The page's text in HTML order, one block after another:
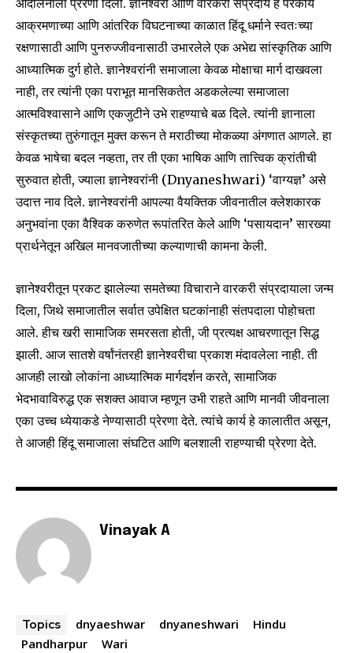
आंदोलनाला प्रेरणा दिली. ज्ञानेश्वरी आणि वारकरी संप्रदाय हे परकीय
आक्रमणाच्या आणि आंतरिक विघटनाच्या काळात हिंदू धर्माने स्वतःच्या
रक्षणासाठी आणि पुनरुज्जीवनासाठी उभारलेले एक अभेद्य सांस्कृतिक आणि
आध्यात्मिक दुर्ग होते. ज्ञानेश्वरांनी समाजाला केवळ मोक्षाचा मार्ग दाखवला
नाही, तर त्यांनी एका पराभूत मानसिकतेत अडकलेल्या समाजाला
आत्मविश्वासाने आणि एकजुटीने उभे राहण्याचे बळ दिले. त्यांनी ज्ञानाला
संस्कृतच्या तुरुंगातून मुक्त करून ते मराठीच्या मोकळ्या अंगणात आणले. हा
केवळ भाषेचा बदल नव्हता, तर ती एका भाषिक आणि तात्त्विक क्रांतीची
सुरुवात होती, ज्याला ज्ञानेश्वरांनी (Dnyaneshwari) ‘वाग्यज्ञ’ असे
उदात्त नाव दिले. ज्ञानेश्वरांनी आपल्या वैयक्तिक जीवनातील क्लेशकारक
अनुभवांना एका वैश्विक करुणेत रूपांतरित केले आणि ‘पसायदान’ सारख्या
प्रार्थनेतून अखिल मानवजातीच्या कल्याणाची कामना केली.
ज्ञानेश्वरीतून प्रकट झालेल्या समतेच्या विचाराने वारकरी संप्रदायाला जन्म
दिला, जिथे समाजातील सर्वात उपेक्षित घटकांनाही संतपदाला पोहोचता
आले. हीच खरी सामाजिक समरसता होती, जी प्रत्यक्ष आचरणातून सिद्ध
झाली. आज सातशे वर्षांनंतरही ज्ञानेश्वरीचा प्रकाश मंदावलेला नाही. ती
आजही लाखो लोकांना आध्यात्मिक मार्गदर्शन करते, सामाजिक
भेदभावाविरुद्ध एक सशक्त आवाज म्हणून उभी राहते आणि मानवी जीवनाला
एका उच्च ध्येयाकडे नेण्यासाठी प्रेरणा देते. त्यांचे कार्य हे कालातीत असून,
ते आजही हिंदू समाजाला संघटित आणि बलशाली राहण्याची प्रेरणा देते.
Vinayak A
Topics dnyaeshwar dnyaneshwari
Hindu
Pandharpur
Wari